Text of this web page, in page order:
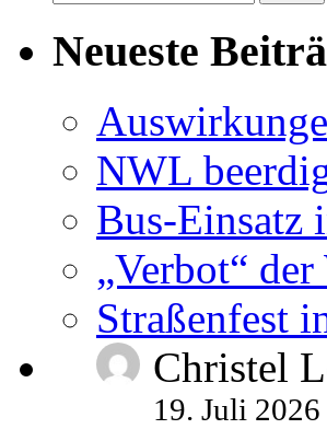
nach:
Neueste
NWL
Bus-Einsatz
„Verbot“
Straßenfest
Christel
19. Juli 2026